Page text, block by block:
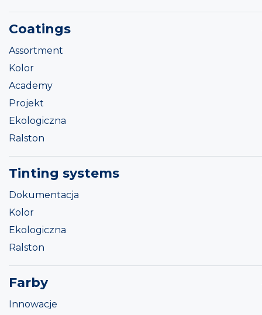
Coatings
Assortment
Kolor
Academy
Projekt
Ekologiczna
Ralston
Tinting systems
Dokumentacja
Kolor
Ekologiczna
Ralston
Farby
Innowacje